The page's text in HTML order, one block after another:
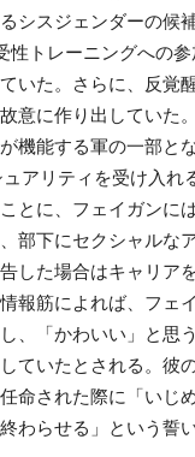
シスジェンダーの候
性トレーニングへの
いた。さらに、反覚
意に作り出していた
機能する軍の一部と
アリティを受け入れ
とに、フェイガンに
部下にセクシャルな
した場合はキャリア
報筋によれば、フェ
、「かわいい」と思
ていたとされる。彼
命された際に「いじ
わらせる」という誓